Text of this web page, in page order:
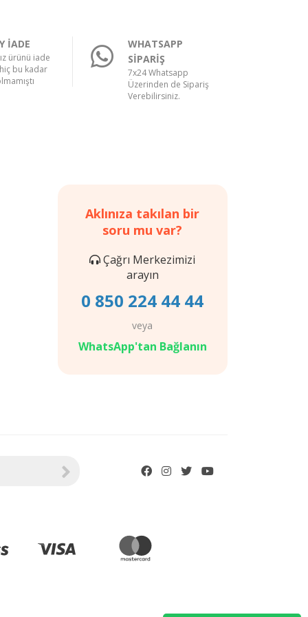
İADE
ürünü iade
bu kadar
WHATSAPP
SİPARİŞ
7x24 Whatsapp
Üzerinden de Sipariş
Verebilirsiniz.
Aklınıza takılan bir
soru mu var?
Çağrı Merkezimizi
arayın
0 850 224 44 44
veya
WhatsApp'tan Bağlanın